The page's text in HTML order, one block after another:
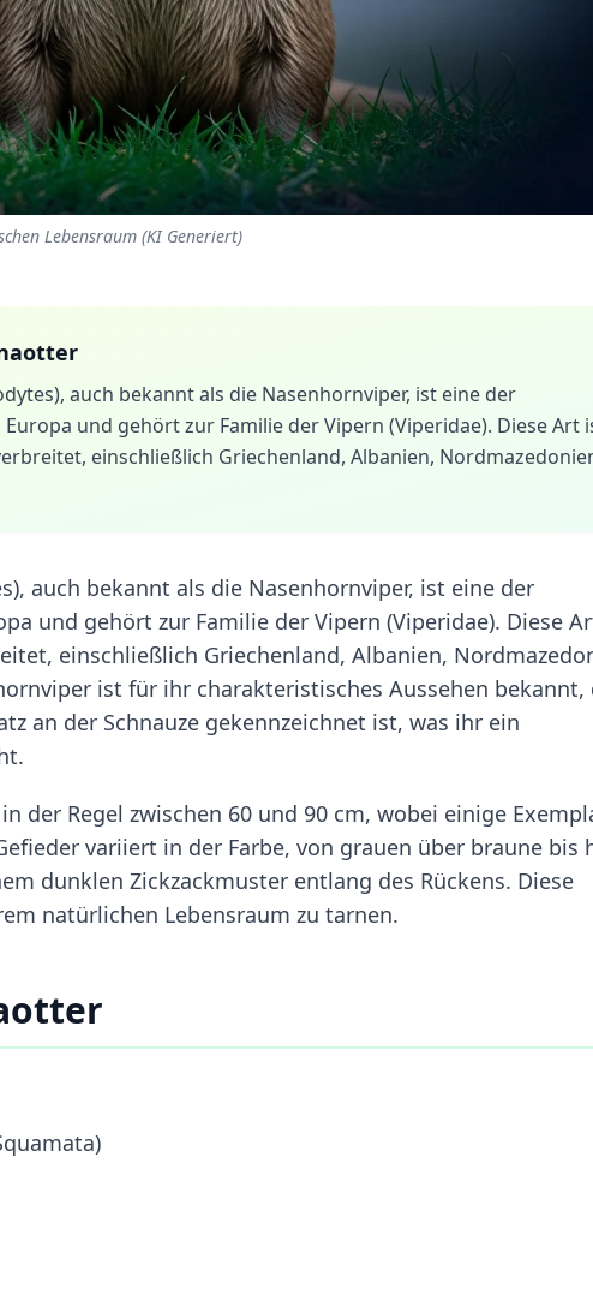
Lebensraum (KI Generiert)
auch bekannt als die Nasenhornviper, ist eine der
und gehört zur Familie der Vipern (Viperidae). Diese Art
einschließlich Griechenland, Albanien,
auch bekannt als die Nasenhornviper, ist eine der
und gehört zur Familie der Vipern (Viperidae). Diese
einschließlich Griechenland, Albanien,
ist für ihr charakteristisches Aussehen bekannt,
an der Schnauze gekennzeichnet ist, was ihr ein
der Regel zwischen 60 und 90 cm, wobei einige
variiert in der Farbe, von grauen über braune bis
dunklen Zickzackmuster entlang des Rückens. Diese
natürlichen Lebensraum zu tarnen.